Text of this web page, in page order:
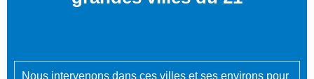
Nous intervenons dans ces villes et ses environs pour